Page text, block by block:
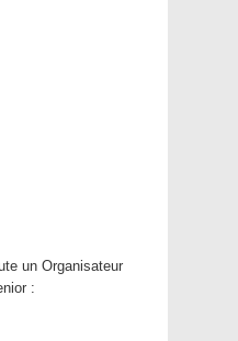
un Organisateur
: